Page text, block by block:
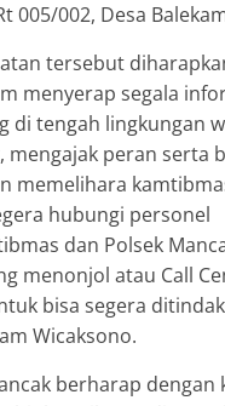
005/002, Desa
tersebut
menyerap segala
di tengah lingkungan
mengajak peran serta
memelihara
hubungi personel
dan Polsek
menonjol atau Call
bisa segera
Wicaksono.
berharap dengan